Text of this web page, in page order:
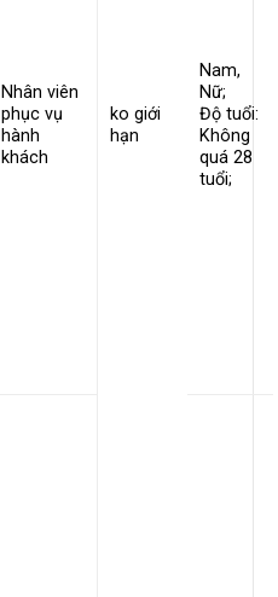
ko giới
hạn
Nhân viên
phục vụ
hành
khách
Nam,
Nữ;
Độ tuổi:
Không
quá 28
tuổi;